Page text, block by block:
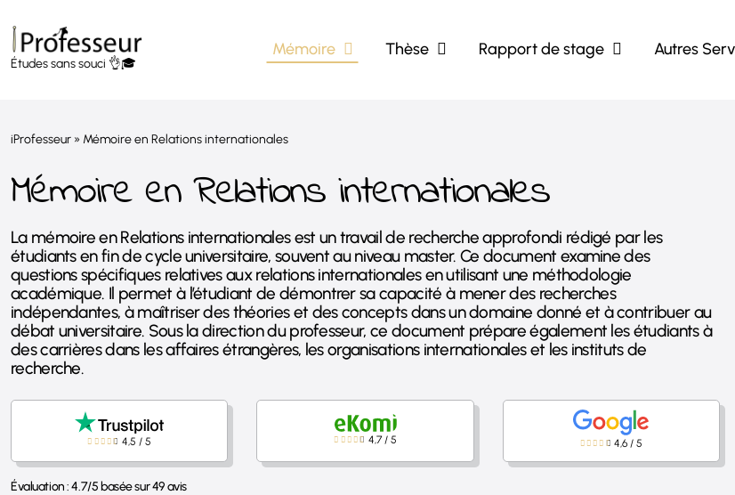
au
contenu
Études sans souci 👌🎓
Mémoire Thèse Rapport de stage Autres
iProfesseur» Mémoire en Relations internationales
Mémoire en Relations internationales
La mémoire en Relations internationales est un travail de recherche approfondi rédigé par les
étudiants en fin de cycle universitaire, souvent au niveau master. Ce document examine des
questions spécifiques relatives aux relations internationales en utilisant une méthodologie
académique. Il permet à l’étudiant de démontrer sa capacité à mener des recherches
indépendantes, à maîtriser des théories et des concepts dans un domaine donné et à contribuer au
débat universitaire. Sous la direction du professeur, ce document prépare également les étudiants à
des carrières dans les affaires étrangères, les organisations internationales et les instituts de
recherche.
4,5 / 5 4,7/ 5 4,6 /5
Évaluation :4.7/5 basée sur49avis